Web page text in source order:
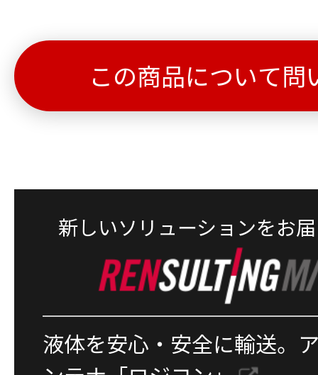
この商品について問
新しいソリューションをお
液体を安心・安全に輸送。